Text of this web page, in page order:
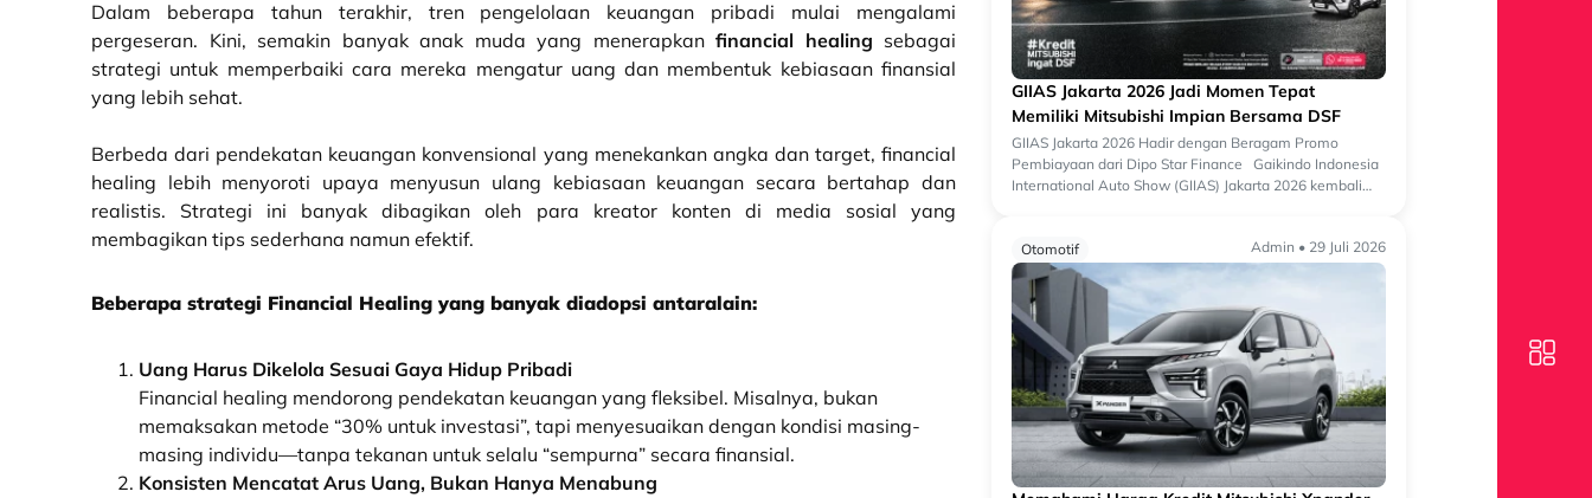
Dalam beberapa tahun terakhir, tren pengelolaan keuangan pribadi mulai mengalami
pergeseran. Kini, semakin banyak anak muda yang menerapkan financial healing sebagai
strategi untuk memperbaiki cara mereka mengatur uang dan membentuk kebiasaan finansial
yang lebih sehat.
Berbeda dari pendekatan keuangan konvensional yang menekankan angka dan target, financial
healing lebih menyoroti upaya menyusun ulang kebiasaan keuangan secara bertahap dan
realistis. Strategi ini banyak dibagikan oleh para kreator konten di media sosial yang
membagikan tips sederhana namun efektif.
Beberapa strategi Financial Healing yang banyak diadopsi antaralain:
Uang Harus Dikelola Sesuai Gaya Hidup Pribadi
Financial healing mendorong pendekatan keuangan yang fleksibel. Misalnya, bukan
memaksakan metode “30% untuk investasi”, tapi menyesuaikan dengan kondisi masing-
masing individu—tanpa tekanan untuk selalu “sempurna” secara finansial.
Konsisten Mencatat Arus Uang, Bukan Hanya Menabung
GIIAS Jakarta 2026 Jadi Momen Tepat
Memiliki Mitsubishi Impian Bersama DSF
GIIAS Jakarta 2026 Hadir dengan Beragam Promo
Pembiayaan dari Dipo Star Finance Gaikindo Indonesia
International Auto Show (GIIAS) Jakarta 2026 kembali
Otomotif Admin • 29 Juli 2026